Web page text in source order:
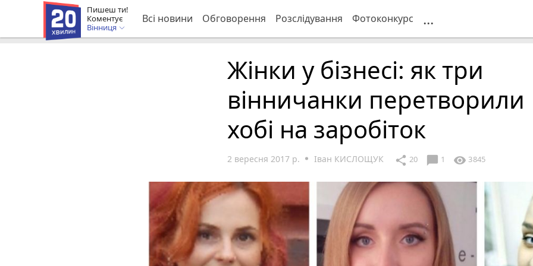
Пишеш ти!
Коментує
Вінниця
Всі новини Обговорення Розслідування Фотоконкурс ...
Жінки у бізнесі: як три
вінничанки перетворили
хобі на заробіток
2 вересня 2017 р. Іван КИСЛОЩУК share 20 chat_bubble 1 visibility 3845